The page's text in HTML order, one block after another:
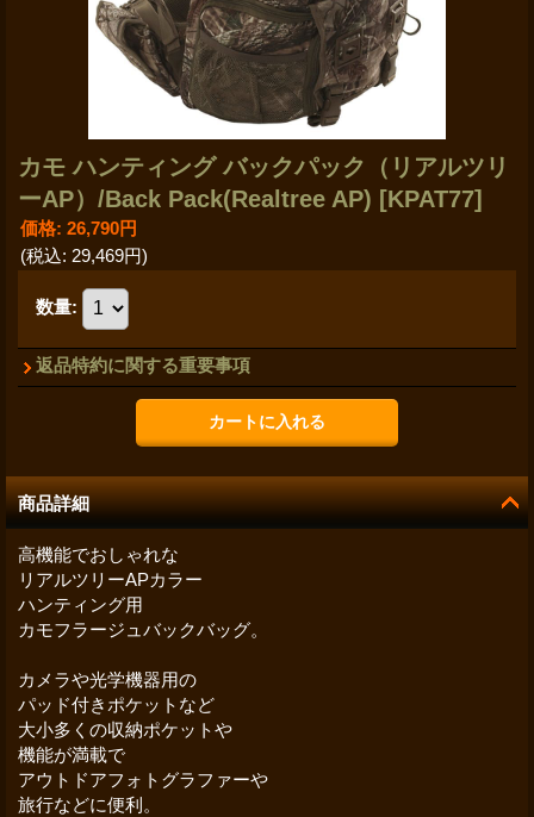
カモ ハンティング バックパック（リアルツリ
ーAP）/Back Pack(Realtree AP) [KPAT77]
価格: 26,790円
(税込: 29,469円)
数量:
返品特約に関する重要事項
商品詳細
高機能でおしゃれな
リアルツリーAPカラー
ハンティング用
カモフラージュバックバッグ。
カメラや光学機器用の
パッド付きポケットなど
大小多くの収納ポケットや
機能が満載で
アウトドアフォトグラファーや
旅行などに便利。